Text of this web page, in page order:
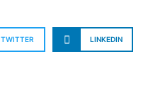
TWITTER LINKEDIN